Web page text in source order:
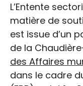
L’Entente
matière de
est issue d’un
de la
des Affaires
dans le cadre